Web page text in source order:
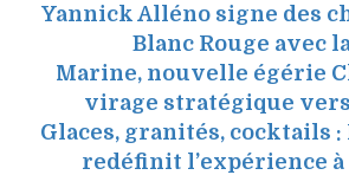
Yannick Alléno signe des
Blanc Rouge avec
Marine, nouvelle égérie
virage stratégique vers
Glaces, granités, cocktails
redéfinit l’expérience